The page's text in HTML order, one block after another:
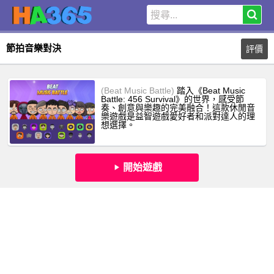
節拍音樂對決 評價
(Beat Music Battle) 踏入《Beat Music
Battle: 456 Survival》的世界，感受節
奏、創意與樂趣的完美融合！這款休閒音
樂遊戲是益智遊戲愛好者和派對達人的理
想選擇。
開始遊戲